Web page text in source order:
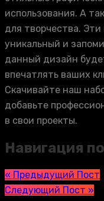
использования. А
для творчества.
уникальный и
данный дизайн
впечатлять ваших
Скачивайте наш
добавьте
в свои проекты.
Навигация
« Предыдущий Пост
Следующий Пост »